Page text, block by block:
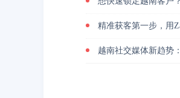
精准获客第一步，用
越南社交媒体新趋势